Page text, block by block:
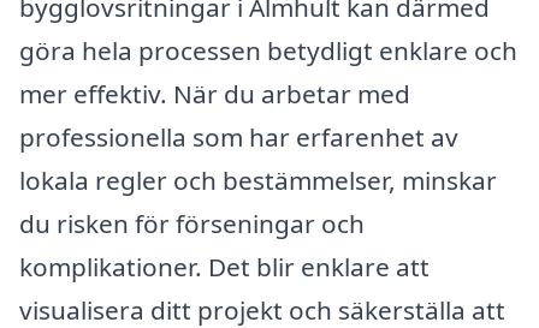
bygglovsritningar i Älmhult kan därmed
göra hela processen betydligt enklare och
mer effektiv. När du arbetar med
professionella som har erfarenhet av
lokala regler och bestämmelser, minskar
du risken för förseningar och
komplikationer. Det blir enklare att
visualisera ditt projekt och säkerställa att